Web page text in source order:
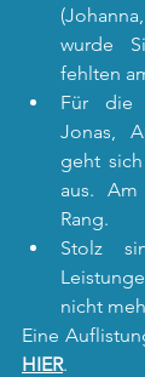
wurde
fehlten
Für die
Jonas,
geht
aus.
Rang.
Stolz
nicht
HIER.